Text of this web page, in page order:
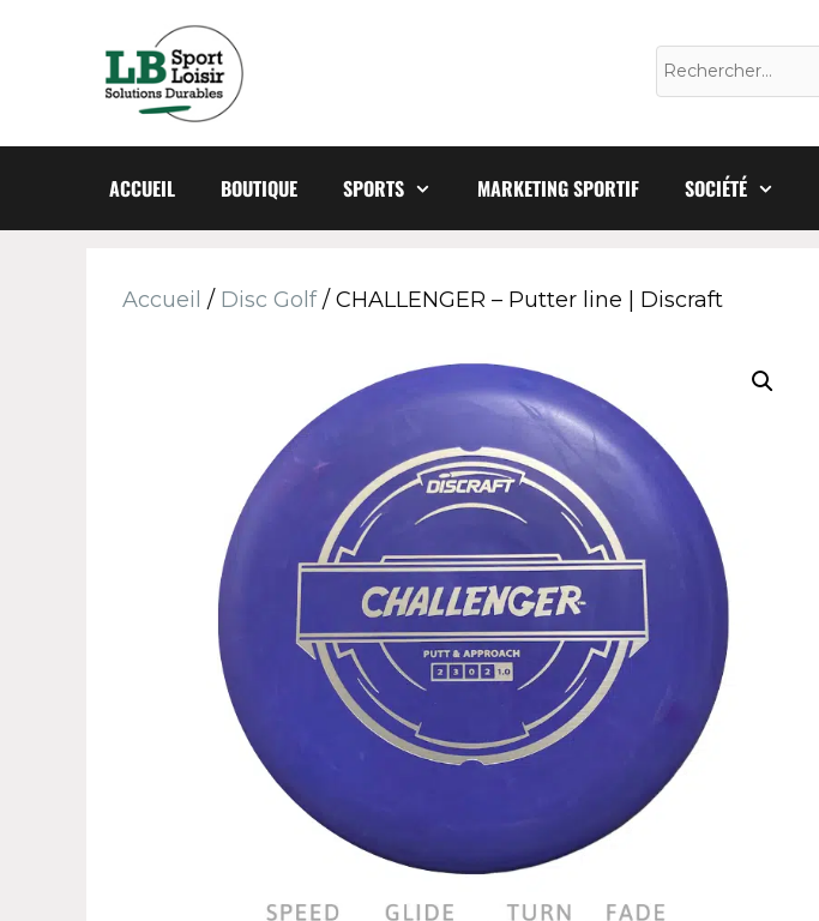
ACCUEIL BOUTIQUE SPORTS MARKETING SPORTIF SOCIÉTÉ
Accueil / Disc Golf/ CHALLENGER – Putter line | Discraft